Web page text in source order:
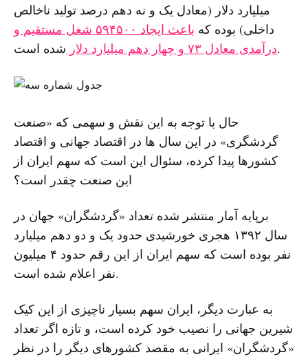
میلیارد دلار (معادل یک و نه دهم درصد تولید ناخالص
داخلی) بوده که
باعث ایجاد ۵٩۴۵٠٠ شغل مستقیم و
درآمدی معادل ۷۳ و چهار دهم میلیارد دلارشده است.
حال با توجه به این نقش و سهمی که «صنعت
گردشگری» در این سال ها در اقتصاد جهانی و اقتصاد
کشورها پیدا کرده، سئوال این است که سهم ایران از
این صنعت چقدر است؟
برپایه آمار منتشر شده تعداد «گردشگران» جهان در
سال ١٣٩٢ هجری خورشیدی حدود یک و دو دهم میلیارد
نفر بوده است که سهم ایران از این رقم حدود ۴ میلیون
نفر اعلام شده است.
به عبارت دیگر، ایران سهم بسیار ناچیزی از این کیک
شیرین جهانی را نصیب خود کرده است، و تازه اگر تعداد
«گردشگران» ایرانی به مقصد کشورهای دیگر را در نظر